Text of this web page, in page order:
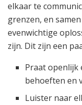
elkaar te
grenzen, en
evenwichtige
zijn. Dit zijn een
Praat openlijk
behoeften en
Luister naar